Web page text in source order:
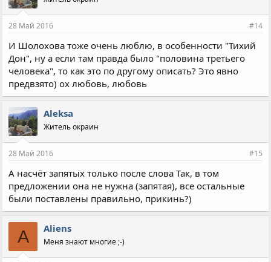
28 Май 2016 #14
И Шолохова тоже очень люблю, в особенности "Тихий
Дон", ну а если там правда было "половина третьего
человека", то как это по другому описать? Это явно
предвзято) ох любовь, любовь
Aleksa
Житель окраин
28 Май 2016 #15
А насчёт запятых только после слова Так, в том
предложении она не нужна (запятая), все остальные
были поставлены правильно, прикинь?)
A Aliens
Меня знают многие ;-)